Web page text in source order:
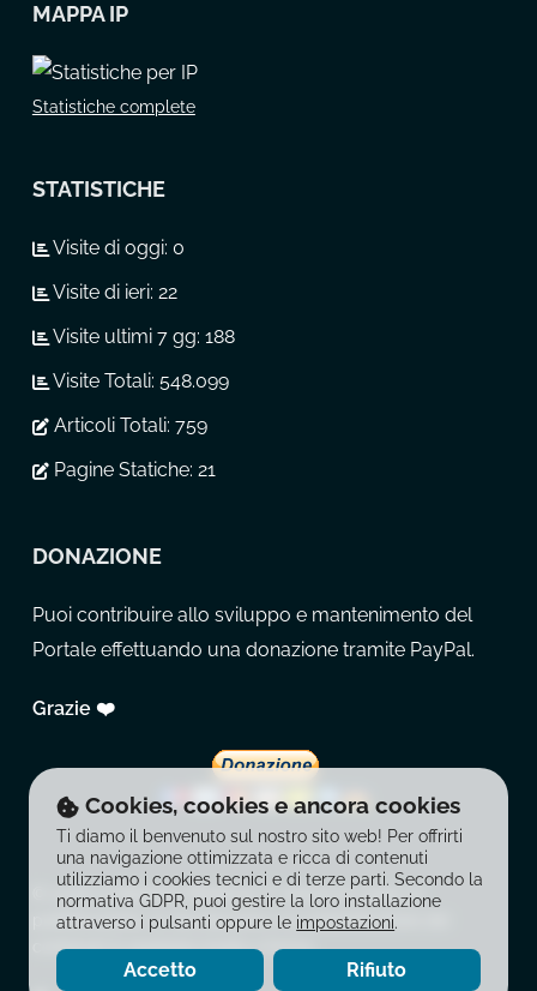
MAPPA IP
Statistiche complete
STATISTICHE
Visite di oggi: 0
Visite di ieri: 22
Visite ultimi 7 gg: 188
Visite Totali: 548.099
Articoli Totali: 759
Pagine Statiche: 21
DONAZIONE
Puoi contribuire allo sviluppo e mantenimento del
Portale effettuando una donazione tramite PayPal.
Grazie ❤️
© 2026 La Balestra Moderna. È vietata la copia, la
pubblicazione, la riproduzione e la redistribuzione dei
contenuti in qualsiasi modo o forma.
Cookies, cookies e ancora cookies
Ti diamo il benvenuto sul nostro sito web! Per offrirti
una navigazione ottimizzata e ricca di contenuti
utilizziamo i cookies tecnici e di terze parti. Secondo la
normativa GDPR, puoi gestire la loro installazione
attraverso i pulsanti oppure le impostazioni.
Accetto Rifiuto